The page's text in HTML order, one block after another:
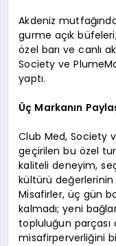
Akdeniz
gurme açık
özel barı ve canlı
Society ve
yaptı.
Üç Markanın
Club Med, Society
geçirilen bu özel
kaliteli deneyim,
kültürü değerlerinin
Misafirler, üç gün
kalmadı; yeni
topluluğun parçası
misafirperverliğini